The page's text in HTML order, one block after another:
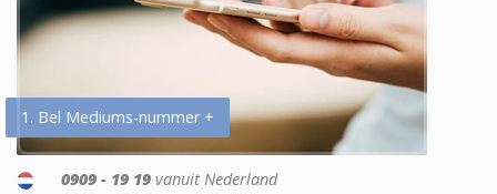
1. Bel Mediums-nummer +
0909 - 19 19 vanuit Nederland